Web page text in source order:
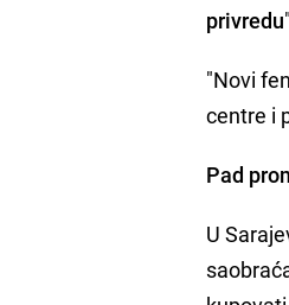
privredu
"Novi
centre i
Pad
U